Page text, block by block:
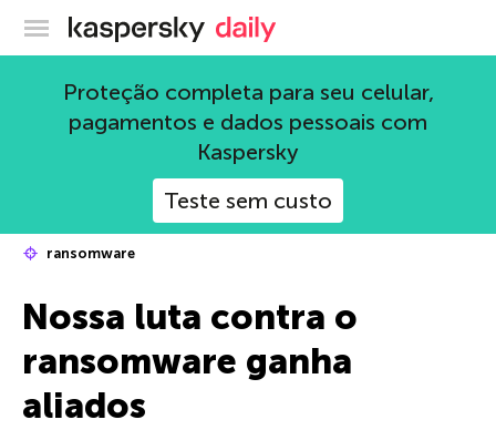
Blog oficial da Kaspersky
Proteção completa para seu celular,
pagamentos e dados pessoais com
Kaspersky
Teste sem custo
ransomware
Nossa luta contra o
ransomware ganha
aliados